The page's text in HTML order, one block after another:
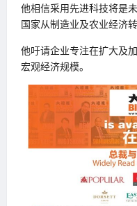
他相信采用先进科技将是
国家从制造业及农业经济
他吁请企业专注在扩大及
宏观经济规模。